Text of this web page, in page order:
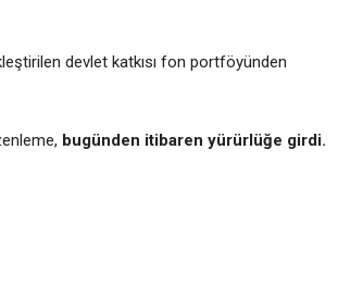
devlet katkısı fon portföyünden
bugünden itibaren yürürlüğe girdi.